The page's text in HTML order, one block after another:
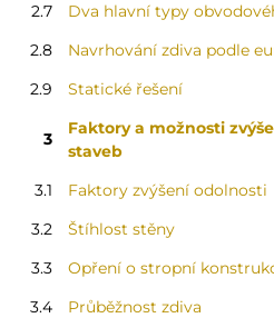
2.7
Dva hlavní typy
2.8
Navrhování zdiva podle
2.9
Statické řešení
3
Faktory a možnosti
staveb
3.1
Faktory zvýšení odolnosti
3.2
Štíhlost stěny
3.3
Opření o stropní
3.4
Průběžnost zdiva